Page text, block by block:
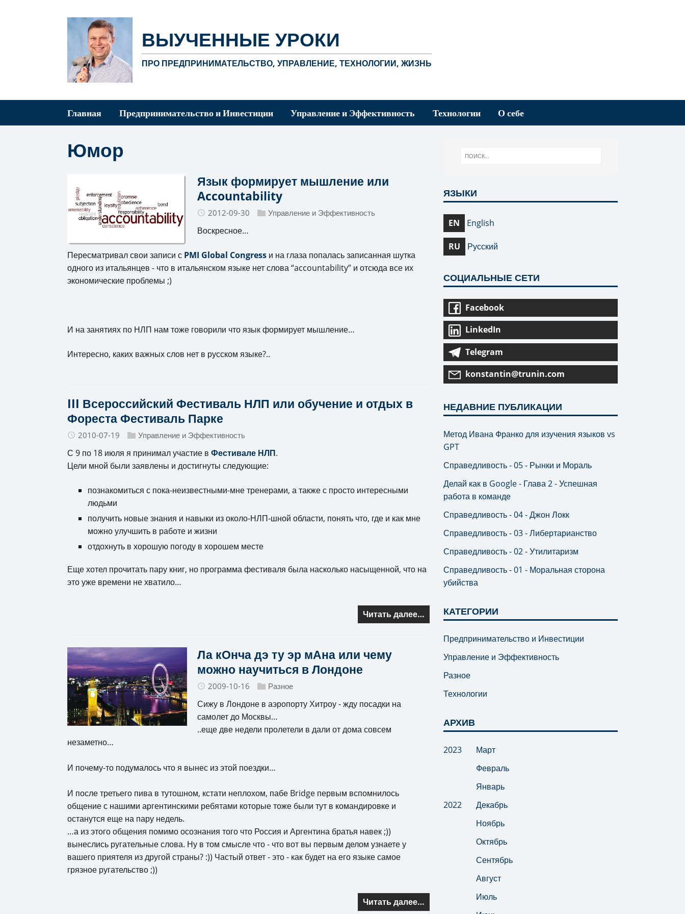
ВЫУЧЕННЫЕ УРОКИ
ПРО ПРЕДПРИНИМАТЕЛЬСТВО, УПРАВЛЕНИЕ, ТЕХНОЛОГИИ, ЖИЗНЬ
Главная Предпринимательство и Инвестиции Управление и Эффективность Технологии О себе
Юмор
Язык формирует мышление или
Accountability
2012-09-30 Управление и Эффективность
Воскресное…
Пересматривал свои записи с PMI Global Congress и на глаза попалась записанная шутка
одного из итальянцев - что в итальянском языке нет слова “accountability” и отсюда все их
экономические проблемы ;)
И на занятиях по НЛП нам тоже говорили что язык формирует мышление…
Интересно, каких важных слов нет в русском языке?..
III Всероссийский Фестиваль НЛП или обучение и отдых в
Фореста Фестиваль Парке
2010-07-19 Управление и Эффективность
С 9 по 18 июля я принимал участие в Фестивале НЛП.
Цели мной были заявлены и достигнуты следующие:
познакомиться с пока-неизвестными-мне тренерами, а также с просто интересными
людьми
получить новые знания и навыки из около-НЛП-шной области, понять что, где и как мне
можно улучшить в работе и жизни
отдохнуть в хорошую погоду в хорошем месте
Еще хотел прочитать пару книг, но программа фестиваля была насколько насыщенной, что на
это уже времени не хватило…
Читать далее…
Ла кОнча дэ ту эр мАна или чему
можно научиться в Лондоне
2009-10-16 Разное
Сижу в Лондоне в аэропорту Хитроу - жду посадки на
самолет до Москвы…
..еще две недели пролетели в дали от дома совсем
незаметно…
И почему-то подумалось что я вынес из этой поездки…
И после третьего пива в тутошном, кстати неплохом, пабе Bridge первым вспомнилось
общение с нашими аргентинскими ребятами которые тоже были тут в командировке и
останутся еще на пару недель.
…а из этого общения помимо осознания того что Россия и Аргентина братья навек ;))
вынеслись ругательные слова. Ну в том смысле что - что вот вы первым делом узнаете у
вашего приятеля из другой страны? :)) Частый ответ - это - как будет на его языке самое
грязное ругательство ;))
Читать далее…
ЯЗЫКИ
EN English
RU Русский
СОЦИАЛЬНЫЕ СЕТИ
Facebook
LinkedIn
Telegram
konstantin@trunin.com
НЕДАВНИЕ ПУБЛИКАЦИИ
Метод Ивана Франко для изучения языков vs
GPT
Справедливость - 05 - Рынки и Мораль
Делай как в Google - Глава 2 - Успешная
работа в команде
Справедливость - 04 - Джон Локк
Справедливость - 03 - Либертарианство
Справедливость - 02 - Утилитаризм
Справедливость - 01 - Моральная сторона
убийства
КАТЕГОРИИ
Предпринимательство и Инвестиции
Управление и Эффективность
Разное
Технологии
АРХИВ
2023
Март
Февраль
Январь
2022
Декабрь
Ноябрь
Октябрь
Сентябрь
Август
Июль